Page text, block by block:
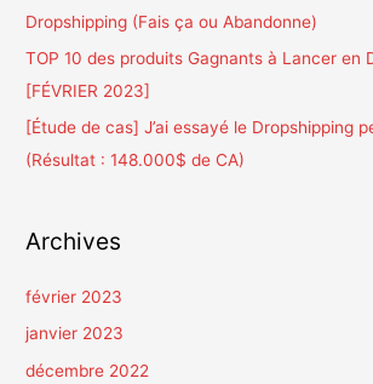
:
Dropshipping (Fais ça ou Abandonne)
TOP 10 des produits Gagnants à Lancer en
[FÉVRIER 2023]
[Étude de cas] J’ai essayé le Dropshipping
(Résultat : 148.000$ de CA)
Archives
février 2023
janvier 2023
décembre 2022